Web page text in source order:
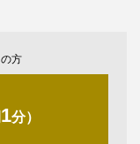
方
1分）